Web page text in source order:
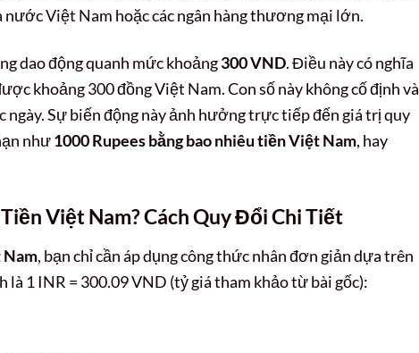
Việt Nam hoặc các ngân hàng thương mại lớn.
dao động quanh mức khoảng300 VND. Điều này có nghĩa
khoảng 300 đồng Việt Nam. Con số này không cố định và
ngày. Sự biến động này ảnh hưởng trực tiếp đến giá trị quy
như1000 Rupees bằng bao nhiêu tiền Việt Nam, hay
Việt Nam? Cách Quy Đổi Chi Tiết
Nam, bạn chỉ cần áp dụng công thức nhân đơn giản dựa trên
1 INR = 300.09 VND (tỷ giá tham khảo từ bài gốc):